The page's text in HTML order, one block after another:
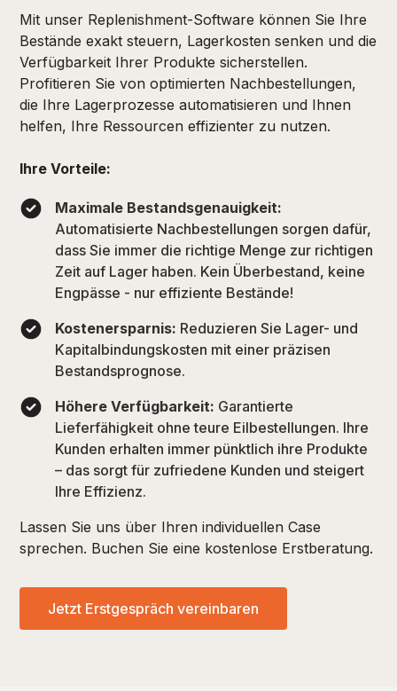
Mit unser Replenishment-Software können Sie Ihre
Bestände exakt steuern, Lagerkosten senken und die
Verfügbarkeit Ihrer Produkte sicherstellen.
Profitieren Sie von optimierten Nachbestellungen,
die Ihre Lagerprozesse automatisieren und Ihnen
helfen, Ihre Ressourcen effizienter zu nutzen.
Ihre Vorteile:
Maximale Bestandsgenauigkeit:
Automatisierte Nachbestellungen sorgen dafür,
dass Sie immer die richtige Menge zur richtigen
Zeit auf Lager haben. Kein Überbestand, keine
Engpässe - nur effiziente Bestände!
Kostenersparnis: Reduzieren Sie Lager- und
Kapitalbindungskosten mit einer präzisen
Bestandsprognose.
Höhere Verfügbarkeit: Garantierte
Lieferfähigkeit ohne teure Eilbestellungen. Ihre
Kunden erhalten immer pünktlich ihre Produkte
– das sorgt für zufriedene Kunden und steigert
Ihre Effizienz.
Lassen Sie uns über Ihren individuellen Case
sprechen. Buchen Sie eine kostenlose Erstberatung.
Jetzt Erstgespräch vereinbaren